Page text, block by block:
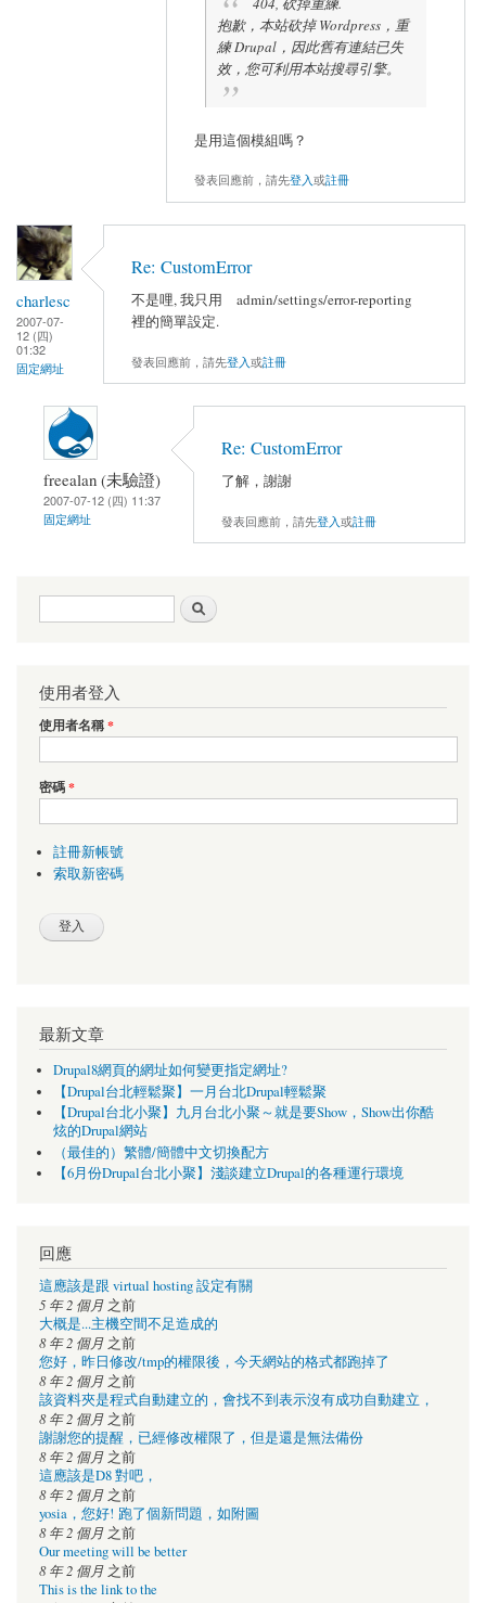
抱歉，本站砍掉 Wordpress，重
練 Drupal，因此舊有連結已失
效，您可利用本站搜尋引擎。
是用這個模組嗎？
發表回應前，請先登入或註冊
charlesc
2007-07-
12 (四)
01:32
固定網址
Re: CustomError
不是哩, 我只用 admin/settings/error-reporting
裡的簡單設定.
發表回應前，請先登入或註冊
freealan (未驗證)
2007-07-12 (四) 11:37
固定網址
Re: CustomError
了解，謝謝
發表回應前，請先登入或註冊
搜尋表單
使用者登入
使用者名稱*
密碼*
註冊新帳號
索取新密碼
最新文章
Drupal8網頁的網址如何變更指定網址?
【Drupal台北輕鬆聚】一月台北Drupal輕鬆聚
【Drupal台北小聚】九月台北小聚～就是要Show，Show出你酷
炫的Drupal網站
（最佳的）繁體/簡體中文切換配方
【6月份Drupal台北小聚】淺談建立Drupal的各種運行環境
回應
這應該是跟 virtual hosting 設定有關
5 年 2 個月 之前
大概是...主機空間不足造成的
8 年 2 個月 之前
您好，昨日修改/tmp的權限後，今天網站的格式都跑掉了
8 年 2 個月 之前
該資料夾是程式自動建立的，會找不到表示沒有成功自動建立，
8 年 2 個月 之前
謝謝您的提醒，已經修改權限了，但是還是無法備份
8 年 2 個月 之前
這應該是D8 對吧，
8 年 2 個月 之前
yosia，您好! 跑了個新問題，如附圖
8 年 2 個月 之前
Our meeting will be better
8 年 2 個月 之前
This is the link to the